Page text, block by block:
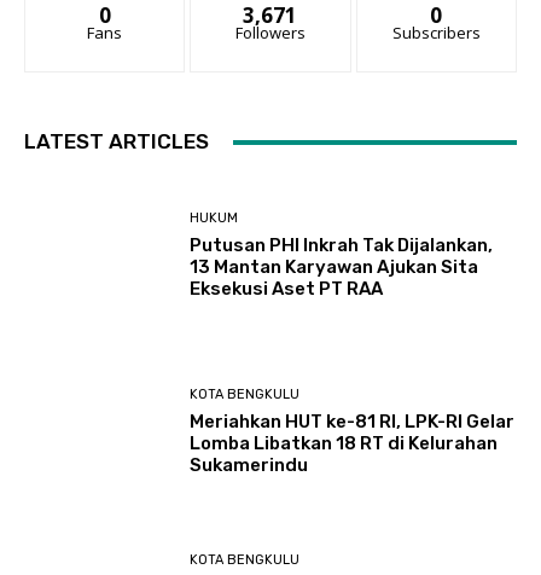
0
Fans
3,671
Followers
0
Subscribers
LATEST ARTICLES
HUKUM
Putusan PHI Inkrah Tak Dijalankan,
13 Mantan Karyawan Ajukan Sita
Eksekusi Aset PT RAA
KOTA BENGKULU
Meriahkan HUT ke-81 RI, LPK-RI Gelar
Lomba Libatkan 18 RT di Kelurahan
Sukamerindu
KOTA BENGKULU